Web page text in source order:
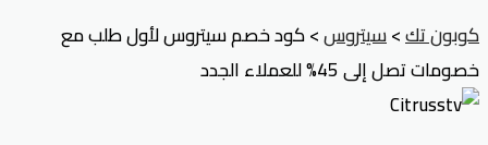
كوبون تك>سيتروس>كود خصم سيتروس لأول طلب مع
خصومات تصل إلى 45% للعملاء الجدد